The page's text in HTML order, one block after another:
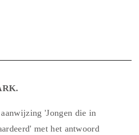
'Jongen die in
met het antwoord